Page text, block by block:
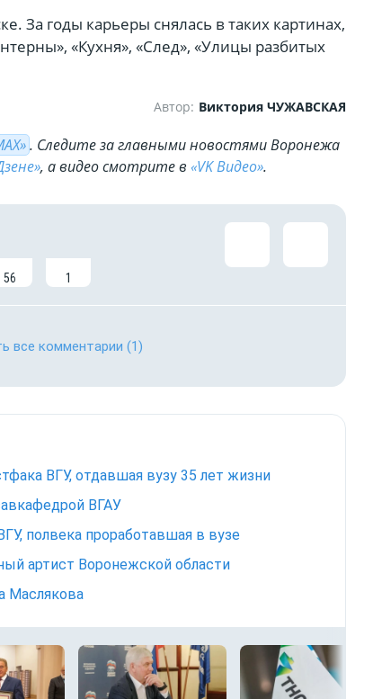
За годы карьеры снялась в таких картинах,
«Кухня», «След», «Улицы разбитых
Автор: Виктория ЧУЖАВСКАЯ
. Cледите за главными новостями Воронежа
, а видео смотрите в «VK Видео».
56 1
все комментарии (1)
ВГУ, отдавшая вузу 35 лет жизни
ВГАУ
полвека проработавшая в вузе
артист Воронежской области
Маслякова